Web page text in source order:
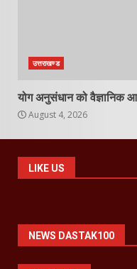
उत्तराखण्ड
योग अनुसंधान को वैज्ञानिक
August 4, 2026
LIKE US
NEWS DASTAK100